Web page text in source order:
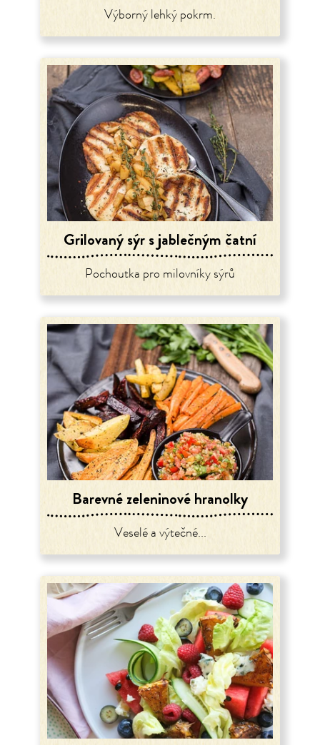
Výborný lehký pokrm.
Grilovaný sýr s jablečným čatní
Pochoutka pro milovníky sýrů
Barevné zeleninové hranolky
Veselé a výtečné...